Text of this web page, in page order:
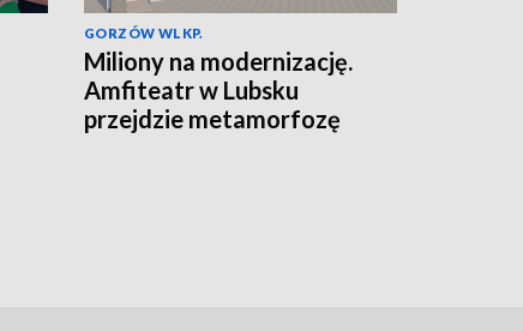
GORZÓW WLKP.
Miliony na modernizację.
Amfiteatr w Lubsku
przejdzie metamorfozę